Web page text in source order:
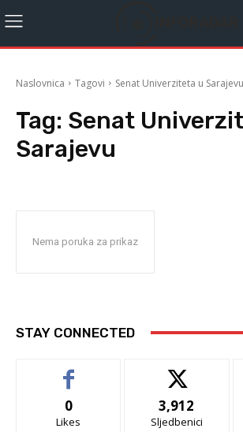
Naslovnica Tagovi Senat Univerziteta u Sarajevu
Tag: Senat
Sarajevu
Nema poruka za prikaz
STAY CONNECTED
0
Likes
3,912
Sljedbenici